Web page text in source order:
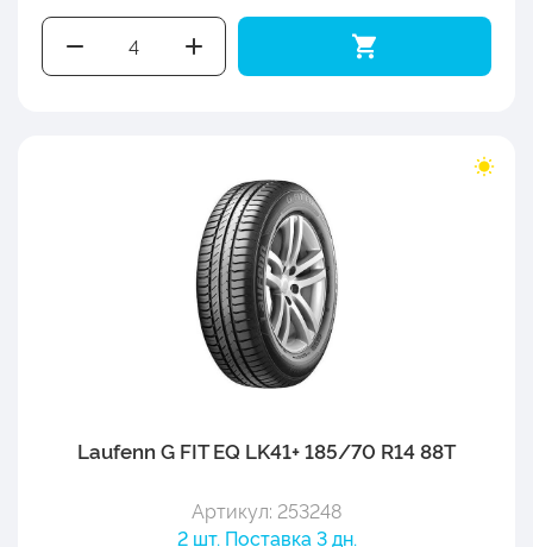
Laufenn G FIT EQ LK41+ 185/70 R14 88T
Артикул: 253248
2 шт. Поставка 3 дн.